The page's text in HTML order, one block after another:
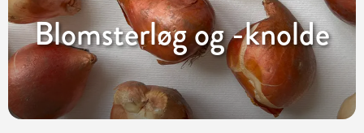
Blomsterløg og -knolde